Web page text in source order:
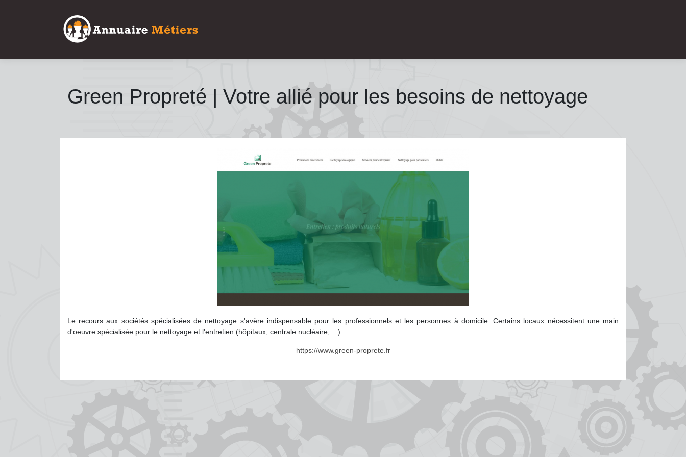
Green Propreté | Votre allié pour les besoins de nettoyage
Le recours aux sociétés spécialisées de nettoyage s'avère indispensable pour les professionnels et les personnes à domicile. Certains locaux nécessitent une main
d'oeuvre spécialisée pour le nettoyage et l'entretien (hôpitaux, centrale nucléaire, ...)
https://www.green-proprete.fr